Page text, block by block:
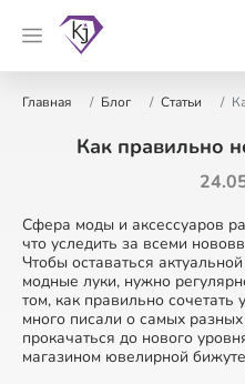
Главная Блог Статьи
Как правильно
Сфера моды и аксессуаров
что уследить за всеми
Чтобы оставаться
модные луки, нужно
том, как правильно
много писали о самых
прокачаться до нового
магазином ювелирной